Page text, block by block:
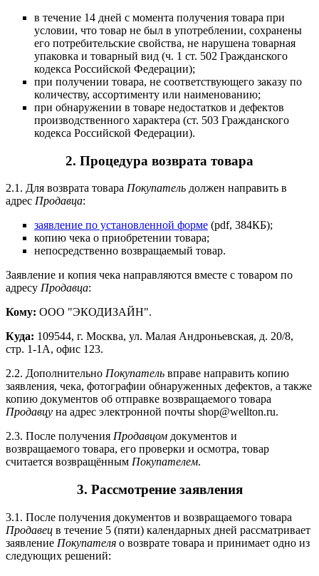
в течение 14 дней с момента получения товара при
условии, что товар не был в употреблении, сохранены
его потребительские свойства, не нарушена товарная
упаковка и товарный вид (ч. 1 ст. 502 Гражданского
кодекса Российской Федерации);
при получении товара, не соответствующего заказу по
количеству, ассортименту или наименованию;
при обнаружении в товаре недостатков и дефектов
производственного характера (ст. 503 Гражданского
кодекса Российской Федерации).
2. Процедура возврата товара
2.1. Для возврата товара Покупатель должен направить в
адрес Продавца:
заявление по установленной форме (pdf, 384КБ);
копию чека о приобретении товара;
непосредственно возвращаемый товар.
Заявление и копия чека направляются вместе с товаром по
адресу Продавца:
Кому: ООО "ЭКОДИЗАЙН".
Куда: 109544, г. Москва, ул. Малая Андроньевская, д. 20/8,
стр. 1-1А, офис 123.
2.2. Дополнительно Покупатель вправе направить копию
заявления, чека, фотографии обнаруженных дефектов, а также
копию документов об отправке возвращаемого товара
Продавцу на адрес электронной почты shop@wellton.ru.
2.3. После получения Продавцом документов и
возвращаемого товара, его проверки и осмотра, товар
считается возвращённым Покупателем.
3. Рассмотрение заявления
3.1. После получения документов и возвращаемого товара
Продавец в течение 5 (пяти) календарных дней рассматривает
заявление Покупателя о возврате товара и принимает одно из
следующих решений: